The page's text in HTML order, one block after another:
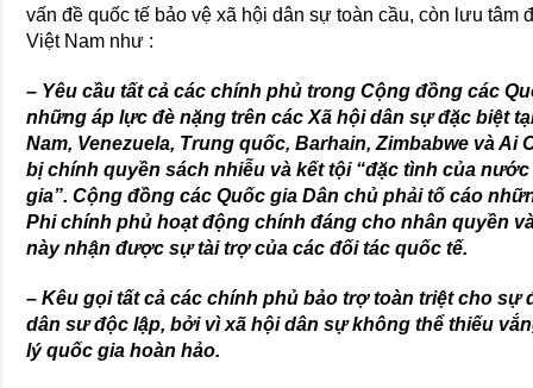
vấn đề quốc tế bảo vệ xã hội dân sự toàn cầu, còn lưu tâm
Việt Nam như :
– Yêu cầu tất cả các chính phủ trong Cộng đồng các
những áp lực đè nặng trên các Xã hội dân sự đặc biệt
Nam, Venezuela, Trung quốc, Barhain, Zimbabwe và
bị chính quyền sách nhiễu và kết tội “đặc tình của
gia”. Cộng đồng các Quốc gia Dân chủ phải tố cáo
Phi chính phủ hoạt động chính đáng cho nhân quyền
này nhận được sự tài trợ của các đối tác quốc tế.
– Kêu gọi tất cả các chính phủ bảo trợ toàn triệt cho sự
dân sư độc lập, bởi vì xã hội dân sự không thể thiếu
lý quốc gia hoàn hảo.